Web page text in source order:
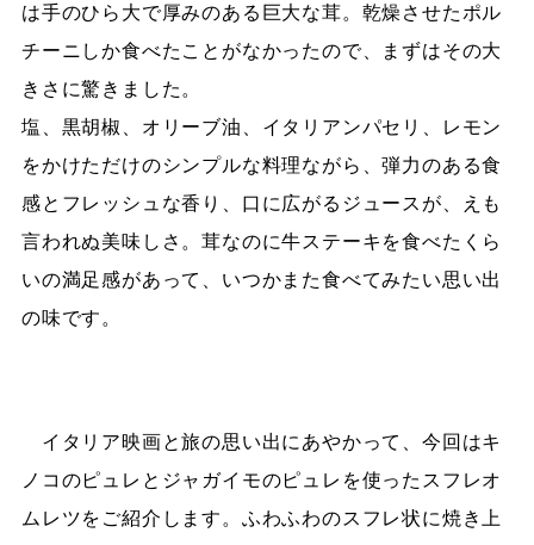
は手のひら大で厚みのある巨大な茸。乾燥させたポル
チーニしか食べたことがなかったので、まずはその大
きさに驚きました。
塩、黒胡椒、オリーブ油、イタリアンパセリ、レモン
をかけただけのシンプルな料理ながら、弾力のある食
感とフレッシュな香り、口に広がるジュースが、えも
言われぬ美味しさ。茸なのに牛ステーキを食べたくら
いの満足感があって、いつかまた食べてみたい思い出
の味です。
イタリア映画と旅の思い出にあやかって、今回はキ
ノコのピュレとジャガイモのピュレを使ったスフレオ
ムレツをご紹介します。ふわふわのスフレ状に焼き上